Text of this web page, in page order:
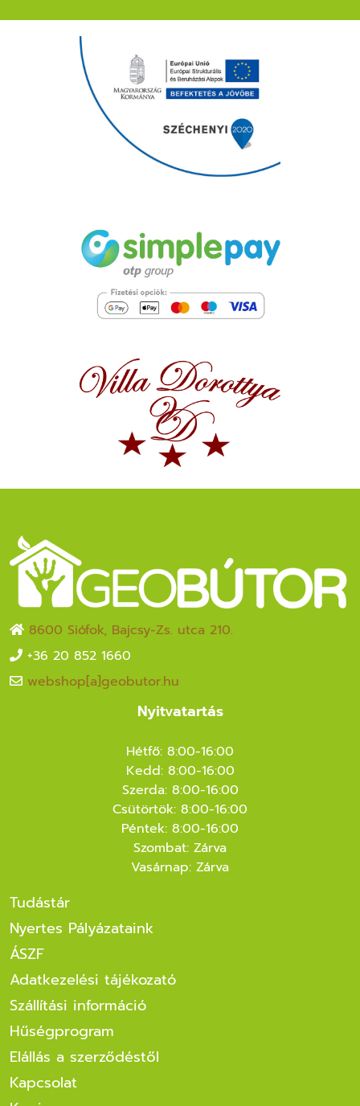
8600 Siófok, Bajcsy-Zs. utca 210.
+36 20 852 1660
webshop[a]geobutor.hu
Nyitvatartás
Hétfő: 8:00-16:00
Kedd: 8:00-16:00
Szerda: 8:00-16:00
Csütörtök: 8:00-16:00
Péntek: 8:00-16:00
Szombat: Zárva
Vasárnap: Zárva
Tudástár
Nyertes Pályázataink
ÁSZF
Adatkezelési tájékozató
Szállítási információ
Hűségprogram
Elállás a szerződéstől
Kapcsolat